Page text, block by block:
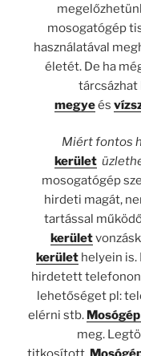
mosogatógép
használatával
életét. De ha
tárcsázhat
megyeés
Miért fontos
kerület
mosogatógép
hirdeti magát,
tartással
kerület
kerülethelyein is.
hirdetett telefonon
lehetőséget pl:
elérni stb.
meg.